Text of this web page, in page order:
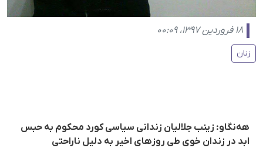
۱۸ فروردین ۱۳۹۷، ۰۰:۰۹
زنان
هەنگاو: زینب جلالیان زندانی سیاسی کورد محکوم به حبس
ابد در زندان خوی طی روزهای اخیر به دلیل ناراحتی